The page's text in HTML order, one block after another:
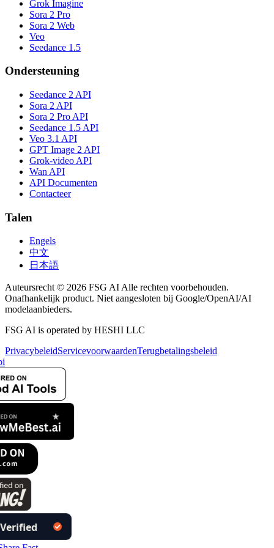
Grok Imagine
Sora 2 Pro
Sora 2 Web
Veo
Seedance 1.5
Ondersteuning
Seedance 2 API
Sora 2 API
Sora 2 Pro API
Seedance 1.5 API
Veo 3.1 API
GPT Image 2 API
Grok-video API
Wan API
API Documenten
Contacteer
Talen
Engels
中文
日本語
Auteursrecht © 2026 FSG AI Alle rechten voorbehouden.
Onafhankelijk product. Niet aangesloten bij Google/OpenAI/AI
modelaanbieders.
FSG AI is operated by HESHI LLC
PrivacybeleidServicevoorwaardenTerugbetalingsbeleid